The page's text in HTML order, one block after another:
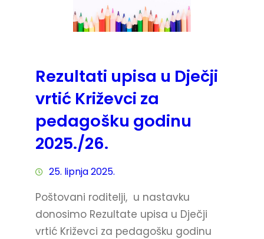
Rezultati upisa u Dječji
vrtić Križevci za
pedagošku godinu
2025./26.
25. lipnja 2025.
Poštovani roditelji, u nastavku
donosimo Rezultate upisa u Dječji
vrtić Križevci za pedagošku godinu